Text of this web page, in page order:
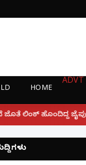
HOME
ADVT
ಮಹಿಳೆ ಬಂಧನ! |